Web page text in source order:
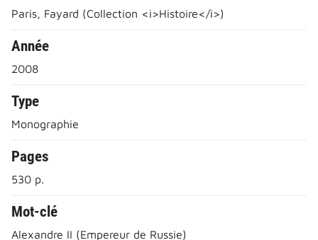
Paris, Fayard (Collection <i>Histoire</i>)
Année
2008
Type
Monographie
Pages
530 p.
Mot-clé
Alexandre II (Empereur de Russie)